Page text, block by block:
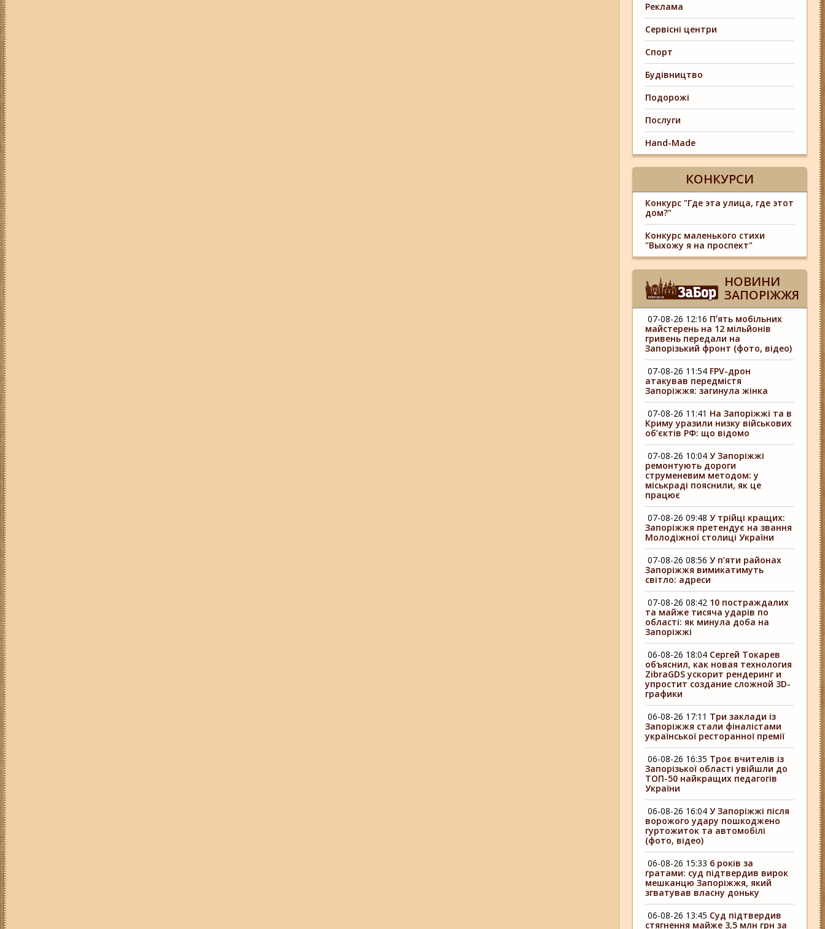
Реклама
Сервісні центри
Спорт
Будівництво
Подорожі
Послуги
Hand-Made
КОНКУРСИ
Конкурс "Где эта улица, где этот
дом?"
Конкурс маленького стихи
"Выхожу я на проспект"
НОВИНИ
ЗАПОРІЖЖЯ
07-08-26 12:16 Пʼять мобільних
майстерень на 12 мільйонів
гривень передали на
Запорізький фронт (фото, відео)
07-08-26 11:54 FPV-дрон
атакував передмістя
Запоріжжя: загинула жінка
07-08-26 11:41 На Запоріжжі та в
Криму уразили низку військових
об’єктів РФ: що відомо
07-08-26 10:04 У Запоріжжі
ремонтують дороги
струменевим методом: у
міськраді пояснили, як це
працює
07-08-26 09:48 У трійці кращих:
Запоріжжя претендує на звання
Молодіжної столиці України
07-08-26 08:56 У п’яти районах
Запоріжжя вимикатимуть
світло: адреси
07-08-26 08:42 10 постраждалих
та майже тисяча ударів по
області: як минула доба на
Запоріжжі
06-08-26 18:04 Сергей Токарев
объяснил, как новая технология
ZibraGDS ускорит рендеринг и
упростит создание сложной 3D-
графики
06-08-26 17:11 Три заклади із
Запоріжжя стали фіналістами
української ресторанної премії
06-08-26 16:35 Троє вчителів із
Запорізької області увійшли до
ТОП-50 найкращих педагогів
України
06-08-26 16:04 У Запоріжжі після
ворожого удару пошкоджено
гуртожиток та автомобілі
(фото, відео)
06-08-26 15:33 6 років за
гратами: суд підтвердив вирок
мешканцю Запоріжжя, який
згватував власну доньку
06-08-26 13:45 Суд підтвердив
стягнення майже 3,5 млн грн за